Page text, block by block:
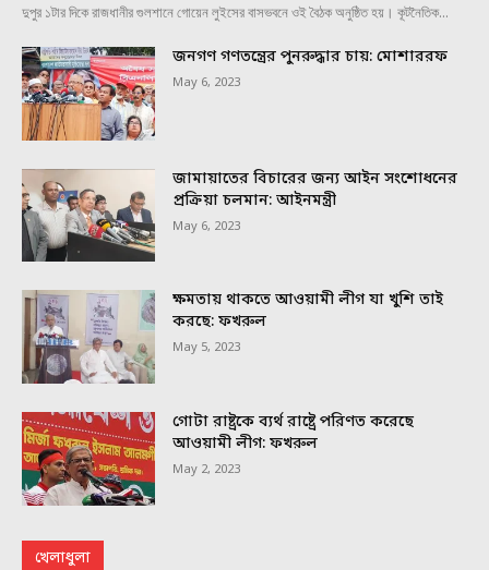
দুপুর ১টার দিকে রাজধানীর গুলশানে গোয়েন লুইসের বাসভবনে ওই বৈঠক অনুষ্ঠিত হয়। কূটনৈতিক...
জনগণ গণতন্ত্রের পুনরুদ্ধার চায়: মোশাররফ
May 6, 2023
জামায়াতের বিচারের জন্য আইন সংশোধনের
প্রক্রিয়া চলমান: আইনমন্ত্রী
May 6, 2023
ক্ষমতায় থাকতে আওয়ামী লীগ যা খুশি তাই
করছে: ফখরুল
May 5, 2023
গোটা রাষ্ট্রকে ব্যর্থ রাষ্ট্রে পরিণত করেছে
আওয়ামী লীগ: ফখরুল
May 2, 2023
খেলাধুলা